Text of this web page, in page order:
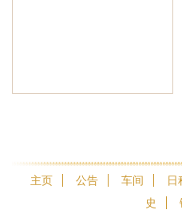
主页 公告 车间 日
史